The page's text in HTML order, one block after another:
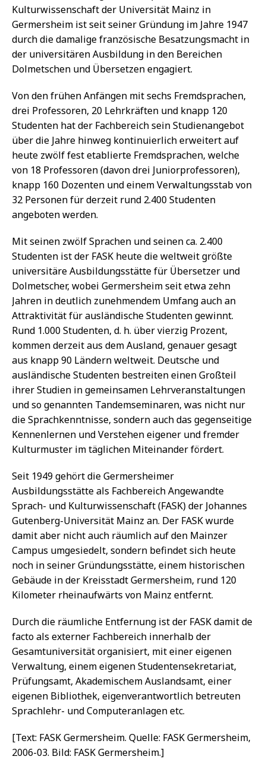
Kulturwissenschaft der Universität Mainz in
Germersheim ist seit seiner Gründung im Jahre 1947
durch die damalige französische Besatzungsmacht in
der universitären Ausbildung in den Bereichen
Dolmetschen und Übersetzen engagiert.
Von den frühen Anfängen mit sechs Fremdsprachen,
drei Professoren, 20 Lehrkräften und knapp 120
Studenten hat der Fachbereich sein Studienangebot
über die Jahre hinweg kontinuierlich erweitert auf
heute zwölf fest etablierte Fremdsprachen, welche
von 18 Professoren (davon drei Juniorprofessoren),
knapp 160 Dozenten und einem Verwaltungsstab von
32 Personen für derzeit rund 2.400 Studenten
angeboten werden.
Mit seinen zwölf Sprachen und seinen ca. 2.400
Studenten ist der FASK heute die weltweit größte
universitäre Ausbildungsstätte für Übersetzer und
Dolmetscher, wobei Germersheim seit etwa zehn
Jahren in deutlich zunehmendem Umfang auch an
Attraktivität für ausländische Studenten gewinnt.
Rund 1.000 Studenten, d. h. über vierzig Prozent,
kommen derzeit aus dem Ausland, genauer gesagt
aus knapp 90 Ländern weltweit. Deutsche und
ausländische Studenten bestreiten einen Großteil
ihrer Studien in gemeinsamen Lehrveranstaltungen
und so genannten Tandemseminaren, was nicht nur
die Sprachkenntnisse, sondern auch das gegenseitige
Kennenlernen und Verstehen eigener und fremder
Kulturmuster im täglichen Miteinander fördert.
Seit 1949 gehört die Germersheimer
Ausbildungsstätte als Fachbereich Angewandte
Sprach- und Kulturwissenschaft (FASK) der Johannes
Gutenberg-Universität Mainz an. Der FASK wurde
damit aber nicht auch räumlich auf den Mainzer
Campus umgesiedelt, sondern befindet sich heute
noch in seiner Gründungsstätte, einem historischen
Gebäude in der Kreisstadt Germersheim, rund 120
Kilometer rheinaufwärts von Mainz entfernt.
Durch die räumliche Entfernung ist der FASK damit de
facto als externer Fachbereich innerhalb der
Gesamtuniversität organisiert, mit einer eigenen
Verwaltung, einem eigenen Studentensekretariat,
Prüfungsamt, Akademischem Auslandsamt, einer
eigenen Bibliothek, eigenverantwortlich betreuten
Sprachlehr- und Computeranlagen etc.
[Text: FASK Germersheim. Quelle: FASK Germersheim,
2006-03. Bild: FASK Germersheim.]